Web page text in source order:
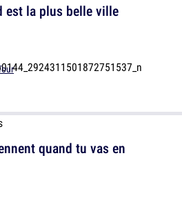
est la plus belle ville
quand tu vas en